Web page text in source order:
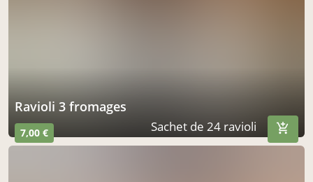
ravioli 3 fromages
7,00 € Sachet de 24 ravioli